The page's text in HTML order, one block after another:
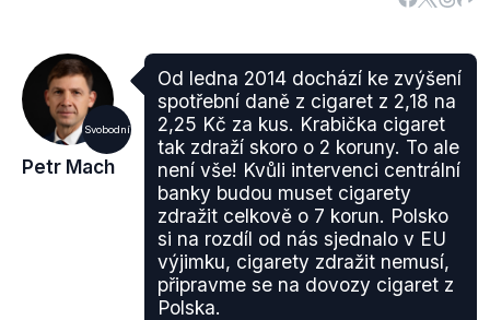
vyšel 31. 5. 2010, uvedená data tedy již nejsou
dotací.
Některésubjektyv ČR obdržely v projektovém
období 2007–2013 více peněz z dotací než
společnosti, které jsou součástí Agrofert Holding.
Tyto subjekty jsou však složkami státu či
veřejnoprávními subjekty. Z kontextustanoviska
strany ale vyplývá, že byly myšleny zřejmě spíše
subjekty soukromé.
Svobodní
Petr Mach
Od ledna 2014 dochází ke zvýšení
spotřební daně z cigaret z 2,18 na
2,25 Kč za kus. Krabička cigaret
tak zdraží skoro o 2 koruny. To ale
není vše! Kvůli intervenci centrální
banky budou muset cigarety
zdražit celkově o 7 korun. Polsko
si na rozdíl od nás sjednalo v EU
výjimku, cigarety zdražit nemusí,
připravme se na dovozy cigaret z
Polska.